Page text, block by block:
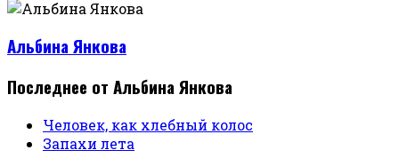
Альбина Янкова
Последнее от Альбина Янкова
Человек, как хлебный колос
Запахи лета